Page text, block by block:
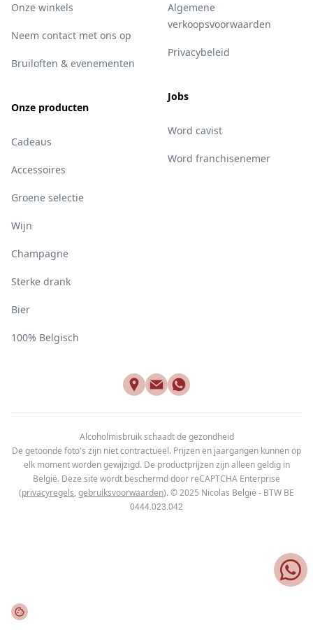
Onze winkels
Neem contact met ons op
Bruiloften & evenementen
Onze producten
Cadeaus
Accessoires
Groene selectie
Wijn
Champagne
Sterke drank
Bier
100% Belgisch
Algemene
verkoopsvoorwaarden
Privacybeleid
Jobs
Word cavist
Word franchisenemer
Alcoholmisbruik schaadt de gezondheid
De getoonde foto's zijn niet contractueel. Prijzen en jaargangen kunnen op
elk moment worden gewijzigd. De productprijzen zijn alleen geldig in
België. Deze site wordt beschermd door reCAPTCHA Enterprise
(privacyregels, gebruiksvoorwaarden). © 2025 Nicolas België - BTW BE
0444.023.042